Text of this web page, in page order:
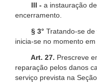
III - a instauração
encerramento.
§ 3° Tratando-se
inicia-se no momento
Art. 27. Prescreve
reparação pelos danos
serviço prevista na